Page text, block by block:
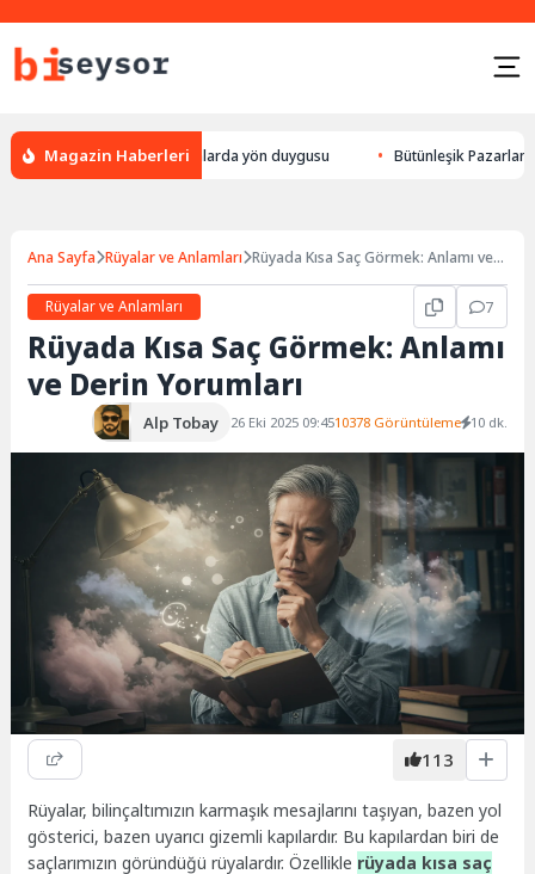
Magazin Haberleri
yön bulması, hayvanlarda yön duygusu Bütünleşik Pazarlama:
Ana Sayfa Rüyalar ve Anlamları Rüyada Kısa Saç Görmek: Anlamı ve
Rüyalar ve Anlamları
7
Rüyada Kısa Saç Görmek: Anlamı
ve Derin Yorumları
Alp Tobay 26 Eki 2025 09:4510378 Görüntüleme 10 dk.
113
Rüyalar, bilinçaltımızın karmaşık mesajlarını taşıyan, bazen yol
gösterici, bazen uyarıcı gizemli kapılardır. Bu kapılardan biri de
saçlarımızın göründüğü rüyalardır. Özellikle rüyada kısa saç